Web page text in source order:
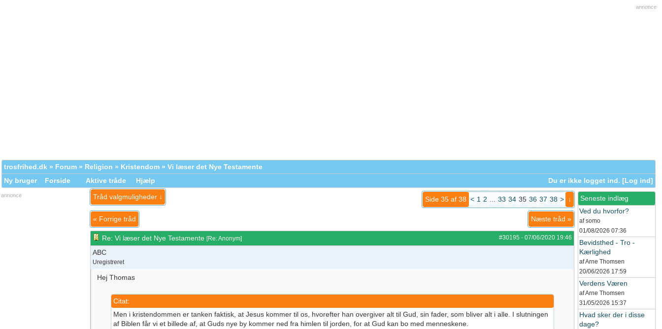
annonce
trosfrihed.dk » Forum » Religion » Kristendom » Vi læser det Nye Testamente
Ny bruger
Forside Aktive tråde Hjælp Du er ikke logget ind. [Log ind]
annonce Side 35 af 38 < 1 2 33 34 35 36 37 38 > ↓
Tråd valgmuligheder ↓
« Forrige tråd Næste tråd»
#30195 -07/06/2020 19:46
Re: Vi læser det Nye Testamente[Re: Anonym]
ABC
Uregistreret
Hej Thomas
Citat:
Men i kristendommen er tanken faktisk, at Jesus kommer til os, hvorefter han overgiver alt til Gud, sin fader, som bliver alt i alle. I slutningen
af Biblen får vi et billede af, at Guds nye by kommer ned fra himlen til jorden, for at Gud kan bo med menneskene.
Seneste indlæg
Ved du hvorfor?
af somo
01/08/2026 07:36
Bevidsthed - Tro -
Kærlighed
af Arne Thomsen
20/06/2026 17:59
Verdens Væren
af Arne Thomsen
31/05/2026 15:37
Hvad sker der i disse
dage?